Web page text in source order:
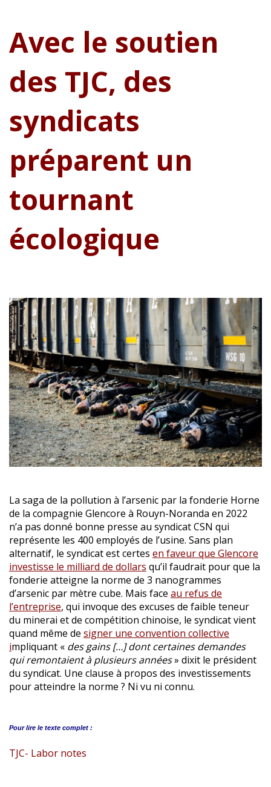
Avec le soutien
des TJC, des
syndicats
préparent un
tournant
écologique
La saga de la pollution à l’arsenic par la fonderie Horne
de la compagnie Glencore à Rouyn-Noranda en 2022
n’a pas donné bonne presse au syndicat CSN qui
représente les 400 employés de l’usine. Sans plan
alternatif, le syndicat est certes en faveur que Glencore
investisse le milliard de dollars qu’il faudrait pour que la
fonderie atteigne la norme de 3 nanogrammes
d’arsenic par mètre cube. Mais face au refus de
l’entreprise, qui invoque des excuses de faible teneur
du minerai et de compétition chinoise, le syndicat vient
quand même de signer une convention collective
impliquant « des gains […] dont certaines demandes
qui remontaient à plusieurs années» dixit le président
du syndicat. Une clause à propos des investissements
pour atteindre la norme ? Ni vu ni connu.
Pour lire le texte complet :
TJC- Labor notes